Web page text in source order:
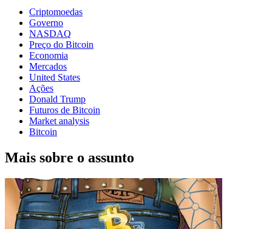
Criptomoedas
Governo
NASDAQ
Preço do Bitcoin
Economia
Mercados
United States
Ações
Donald Trump
Futuros de Bitcoin
Market analysis
Bitcoin
Mais sobre o assunto